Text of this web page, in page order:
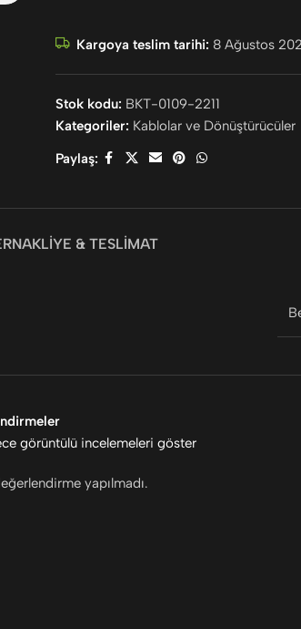
Kargoya teslim tarihi: 8 Ağustos
Stok kodu: BKT-0109-2211
Kategoriler: Kablolar ve Dönüştürücüler
Paylaş:
NAKLIYE & TESLIMAT
görüntülü incelemeleri göster
yapılmadı.